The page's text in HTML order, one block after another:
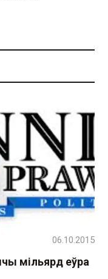
мільярд еўра
06.10.2015